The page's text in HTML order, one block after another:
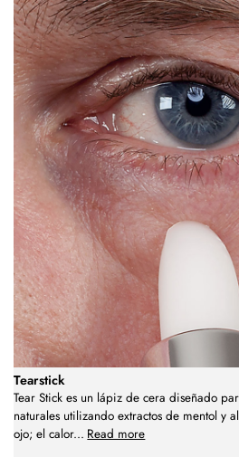
Tearstick
Tear Stick es un lápiz de cera diseñado
naturales utilizando extractos de mentol y
ojo; el calor... Read more